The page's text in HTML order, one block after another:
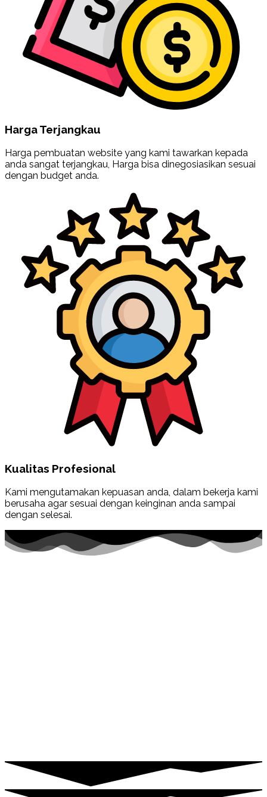
Harga Terjangkau
Harga pembuatan website yang kami tawarkan kepada
anda sangat terjangkau, Harga bisa dinegosiasikan sesuai
dengan budget anda.
Kualitas Profesional
Kami mengutamakan kepuasan anda, dalam bekerja kami
berusaha agar sesuai dengan keinginan anda sampai
dengan selesai.